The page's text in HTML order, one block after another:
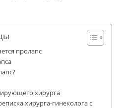
пролапс
хирурга
хирурга-гинеколога с